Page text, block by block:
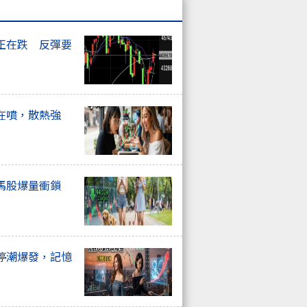
在跌 反彈要
噴，散熱強
股爆量衝鎖
潮爆發，記憶